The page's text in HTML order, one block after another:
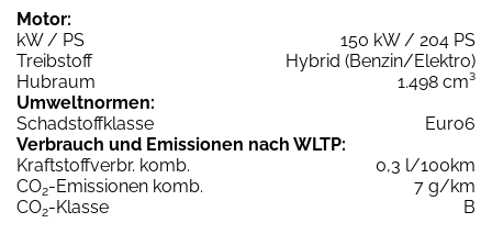
Motor:
kW / PS
150 kW / 204 PS
Treibstoff
Hybrid (Benzin/Elektro)
Hubraum
1.498 cm³
Umweltnormen:
Schadstoffklasse
Euro6
Verbrauch und Emissionen nach WLTP:
Kraftstoffverbr. komb.
0,3 l/100km
CO2-Emissionen komb.
7 g/km
CO2-Klasse
B